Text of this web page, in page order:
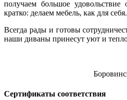
получаем большое
кратко: делаем мебель, как для себя.
Всегда рады и готовы
наши диваны принесут уют и
Сертификаты соответствия